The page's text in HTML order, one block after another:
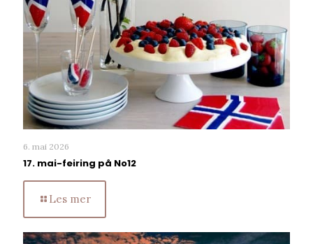
6. mai 2026
17. mai-feiring på No12
Les mer